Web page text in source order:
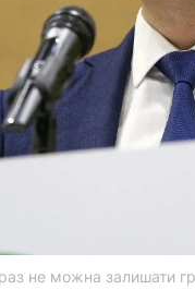
не можна залишати